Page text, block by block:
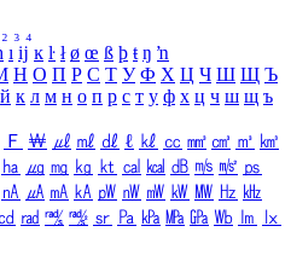
₂ ₃ ₄
ı ĳ ĸ ŀ ł ø œ ß þ ŧ ŋ ŉ
Н О П Р С Т У Ф Х Ц Ч Ш Щ Ъ
й к л м н о п р с т у ф х ц ч ш щ ъ
Ｆ ￦ ㎕ ㎖ ㎗ ℓ ㎘ ㏄ ㎣ ㎤ ㎥ ㎦
㏊ ㎍ ㎎ ㎏ ㏏ ㎈ ㎉ ㏈ ㎧ ㎨ ㎰
㎁ ㎂ ㎃ ㎄ ㎺ ㎻ ㎽ ㎾ ㎿ ㎐ ㎑
㏅ ㎭ ㎮ ㎯ ㏛ ㎩ ㎪ ㎫ ㎬ ㏝ ㏐
㏓